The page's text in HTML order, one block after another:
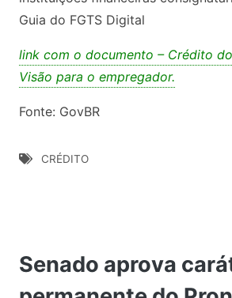
Guia do FGTS Digital
link com o documento – Crédito
Visão para o empregador.
Fonte: GovBR
CRÉDITO
Senado aprova